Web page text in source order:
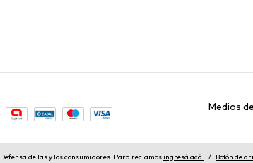
Medios
Defensa de las y los consumidores. Para reclamosingresá acá. / Botón de